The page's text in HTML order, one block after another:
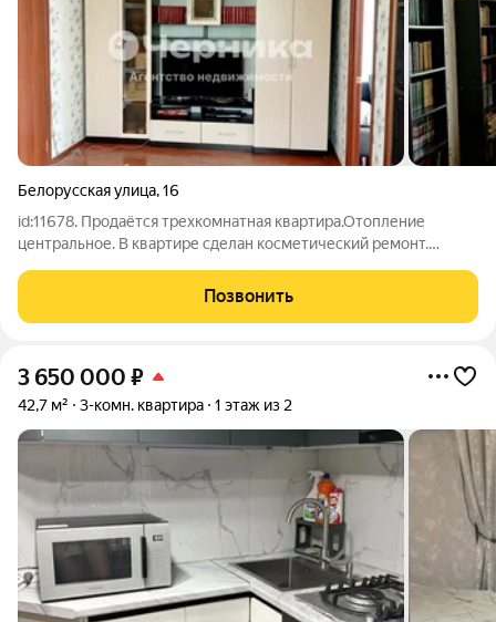
Белорусская улица,16
id:11678. Продаётся трехкомнатная квартира.Отопление
центральное. В квартире сделан косметический ремонт.
шаговой доступности. школа, детский сад. магазины. остановка
общественного транспорта.
Позвонить
3 650 000 ₽
42,7 м² 3-комн. квартира 1 этаж из 2